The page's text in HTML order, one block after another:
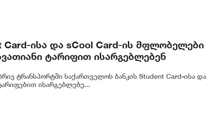
Card-ისა და sCool Card-ის მფლობელები
ტარიფით ისარგებლებენ
ტრანსპორტში საქართველოს ბანკის Student Card-ისა და
ისარგებლებე...